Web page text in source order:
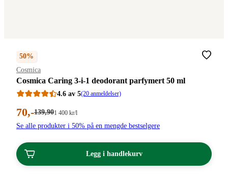
50%
Merke:
Cosmica
Cosmica Caring 3-i-1 deodorant parfymert 50 ml
4.6 av 5(20 anmeldelser)
Nåværende
pris:
kroner.
70,-Førpris:
kroner.
139,90Stykkpris:
400,00/l
1 400 kr/l
Se alle produkter i 50% på en mengde bestselgere
Legg i handlekurv